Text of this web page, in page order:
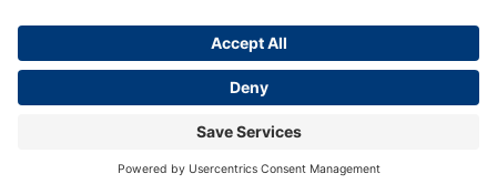
Van de uier naar de speen: Hygiënisch volle melk voeren,
volledig geautomatiseerd zonder persoonlijk contact!
verder→